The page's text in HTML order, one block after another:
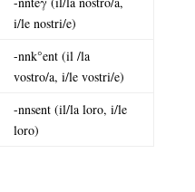
i/le nostri/e)
-nnk°ent (il /la
vostro/a, i/le vostri/e)
-nnsent (il/la loro, i/le
loro)